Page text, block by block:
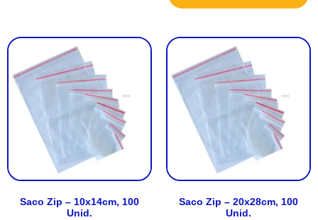
Saco Zip – 10x14cm, 100
Unid.
Saco Zip – 20x28cm, 100
Unid.